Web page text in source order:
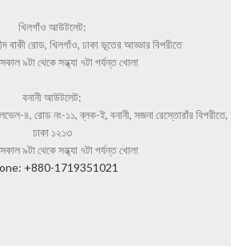
খিলগাঁও আউটলেট:
বাকী রোড, খিলগাঁও, ঢাকা ভূতের আড্ডার বিপরীতে
৯টা থেকে সন্ধ্যা ৭টা পর্যন্ত খোলা
বনানী আউটলেট:
৪, রোড নং-১১, ব্লক-ই, বনানী, সজনা রেস্তোরাঁর বিপরীতে,
ঢাকা ১২১৩
৯টা থেকে সন্ধ্যা ৭টা পর্যন্ত খোলা
+880-1719351021